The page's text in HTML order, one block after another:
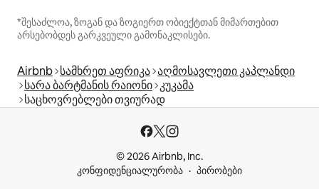
*შესაძლოა, ზოგან და ზოგიერთ ობიექტთან მიმართებით
არსებობდეს გარკვეული გამონაკლისები.
Airbnb სამხრეთ აფრიკა აღმოსავლეთი კაპლანდი
სარა ბარტმანის რაიონი კუკამა
საცხოვრებლები თვიურად
© 2026 Airbnb, Inc.
კონფიდენციალურობა
პირობები